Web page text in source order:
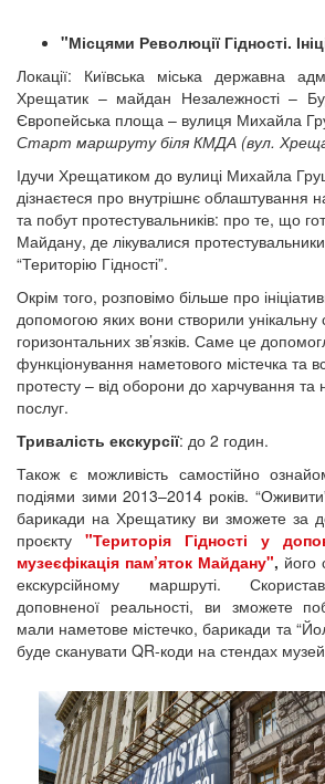
"Місцями Революції Гідності.
Локації: Київська міська державна
Хрещатик – майдан Незалежності –
Європейська площа – вулиця Михайла
Старт маршруту біля КМДА (вул.
Ідучи Хрещатиком до вулиці Михайла
дізнаєтеся про внутрішнє облаштування
та побут протестувальників: про те, що
Майдану, де лікувалися
“Територію Гідності”.
Окрім того, розповімо більше про
допомогою яких вони створили унікальну
горизонтальних зв’язків. Саме це
функціонування наметового містечка та
протесту – від оборони до харчування
послуг.
Тривалість екскурсії: до 2 годин.
Також є можливість самостійно
подіями зими 2013–2014 років.
барикади на Хрещатику ви зможете за
проєкту "Територія Гідності у
музеєфікація пам’яток Майдану", його
екскурсійному маршруті.
доповненої реальності, ви зможете
мали наметове містечко, барикади та
буде сканувати QR-коди на стендах